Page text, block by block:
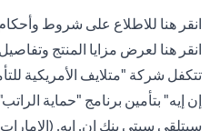
انقر هنا (opens in a new tab)للاطلاع على شروط وأحكام
انقر هنا (opens in a new tab)لعرض مزايا المنتج
تتكفل شركة "متلايف الأمريكية
إن إيه" بتأمين برنامج "حماية
سيتلقى سيتي بنك إن. إيه.